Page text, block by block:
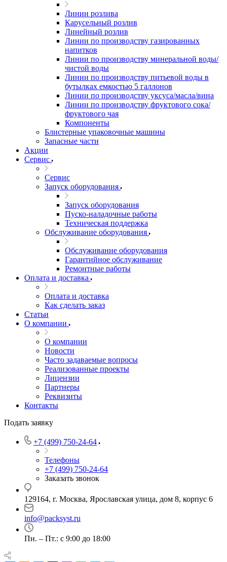
Линии розлива
Карусельный розлив
Линейный розлив
Линии по производству газированных
напитков
Линии по производству минеральной воды/
чистой воды
Линии по производству питьевой воды в
бутылках емкостью 5 галлонов
Линии по производству уксуса/масла/вина
Линии по производству фруктового сока/
фруктового чая
Компоненты
Блистерные упаковочные машины
Запасные части
Акции
Сервис
Сервис
Запуск оборудования
Запуск оборудования
Пуско-наладочные работы
Техническая поддержка
Обслуживание оборудования
Обслуживание оборудования
Гарантийное обслуживание
Ремонтные работы
Оплата и доставка
Оплата и доставка
Как сделать заказ
Статьи
О компании
О компании
Новости
Часто задаваемые вопросы
Реализованные проекты
Лицензии
Партнеры
Реквизиты
Контакты
Подать заявку
+7 (499) 750-24-64
Телефоны
+7 (499) 750-24-64
Заказать звонок
129164, г. Москва, Ярославская улица, дом 8, корпус 6
info@packsyst.ru
Пн. – Пт.: с 9:00 до 18:00